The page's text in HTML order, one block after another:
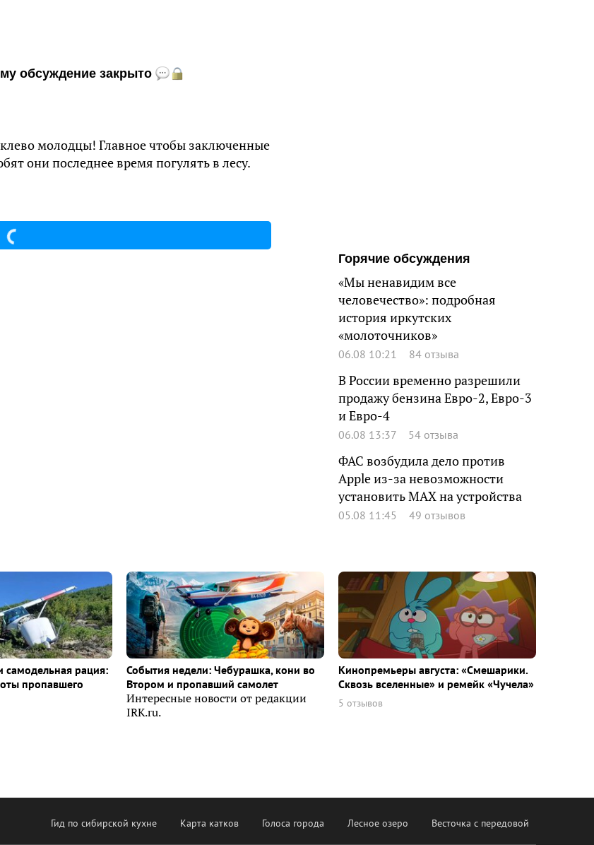
обсуждение закрыто
молодцы! Главное чтобы заключенные
они последнее время погулять в лесу.
Горячие обсуждения
«Мы ненавидим все
человечество»: подробная
история иркутских
«молоточников»
06.08 10:21 84 отзыва
В России временно разрешили
продажу бензина Евро-2, Евро-3
и Евро-4
06.08 13:37 54 отзыва
ФАС возбудила дело против
Apple из-за невозможности
установить MAX на устройства
05.08 11:45 49 отзывов
самодельная рация:
пропавшего
События недели: Чебурашка, кони во
Втором и пропавший самолет
Интересные новости от редакции
IRK.ru.
Кинопремьеры августа: «Смешарики.
Сквозь вселенные» и ремейк «Чучела»
5 отзывов
Гид по сибирской кухне Карта катков Голоса города Лесное озеро Весточка с передовой